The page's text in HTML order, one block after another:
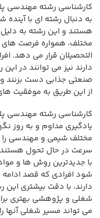
کارشناسی رشته مهندسی
به دنبال رشته ای با
هستند و این رشته به
مختلف، همواره فرصت
التحصیلان قرار می دهد.
دارند نیز می توانند در
صنعتی جذابی دست بزنند
از این طریق به موفقیت
کارشناسی رشته مهندسی
یادگیری مداوم و به روز
مختلف شیمی و مهندسی را
سرعت در حال تحول هستند
با جدیدترین روش ها و
شود افرادی که قصد ادامه
دارند، با دقت بیشتری این
شغلی و پژوهشی بهتری
می تواند مسیر شغلی آنها